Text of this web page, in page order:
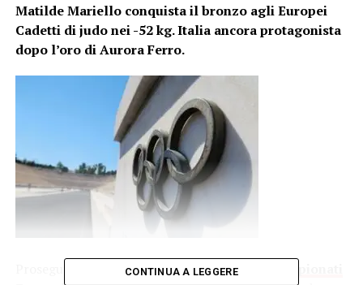
Matilde Mariello conquista il bronzo agli Europei
Cadetti di judo nei -52 kg. Italia ancora protagonista
dopo l’oro di Aurora Ferro.
Prosegue il momento positivo dell’Italia
CONTINUA A LEGGERE